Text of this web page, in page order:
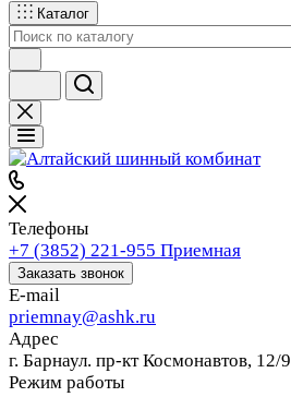
Каталог
Телефоны
+7 (3852) 221-955 Приемная
Заказать звонок
E-mail
priemnay@ashk.ru
Адрес
г. Барнаул. пр-кт Космонавтов, 12/9
Режим работы